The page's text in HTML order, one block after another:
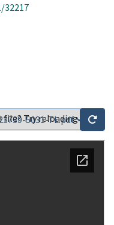
32217
file? Try reloading